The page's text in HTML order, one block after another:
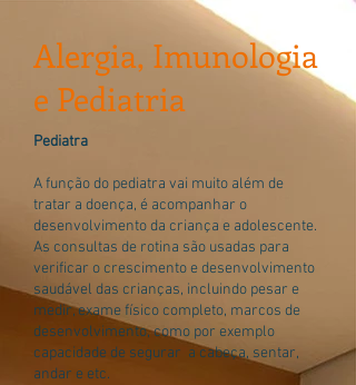
Alergia, Imunologia
e Pediatria
Pediatra
A função do pediatra vai muito além de
tratar a doença, é acompanhar o
desenvolvimento da criança e adolescente.
As consultas de rotina são usadas para
verificar o crescimento e desenvolvimento
saudável das crianças, incluindo pesar e
medir, exame físico completo, marcos de
desenvolvimento, como por exemplo
capacidade de segurar a cabeça, sentar,
andar e etc.